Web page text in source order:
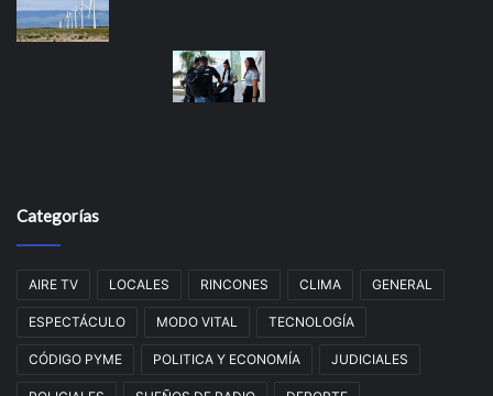
Categorías
AIRE TV LOCALES RINCONES CLIMA GENERAL
ESPECTÁCULO MODO VITAL TECNOLOGÍA
CÓDIGO PYME POLITICA Y ECONOMÍA JUDICIALES